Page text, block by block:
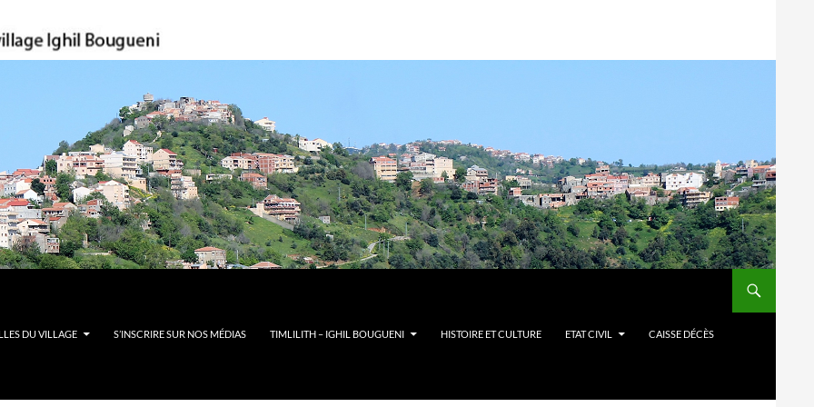
DU VILLAGE S’INSCRIRE SUR NOS MÉDIAS TIMLILITH – IGHIL BOUGUENI HISTOIRE ET CULTURE ETAT CIVIL CAISSE DÉCÈS